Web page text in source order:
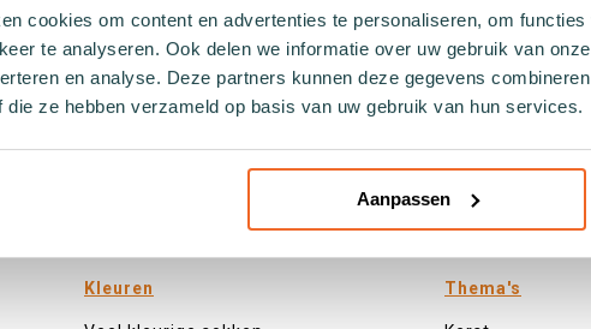
cookies om content en advertenties te personaliseren, om
te analyseren. Ook delen we informatie over uw gebruik van
en analyse. Deze partners kunnen deze gegevens
die ze hebben verzameld op basis van uw gebruik van hun services.
Aanpassen
Kleuren Thema's